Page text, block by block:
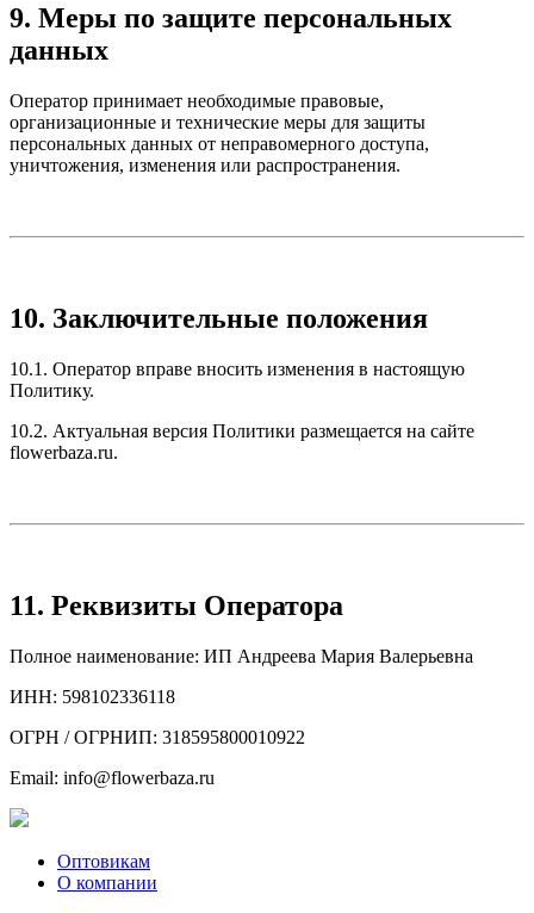
9. Меры по защите персональных
данных
Оператор принимает необходимые правовые,
организационные и технические меры для защиты
персональных данных от неправомерного доступа,
уничтожения, изменения или распространения.
10. Заключительные положения
10.1. Оператор вправе вносить изменения в настоящую
Политику.
10.2. Актуальная версия Политики размещается на сайте
flowerbaza.ru.
11. Реквизиты Оператора
Полное наименование: ИП Андреева Мария Валерьевна
ИНН: 598102336118
ОГРН / ОГРНИП: 318595800010922
Email: info@flowerbaza.ru
Оптовикам
О компании